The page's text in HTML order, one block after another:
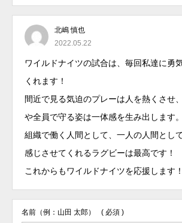
北嶋 慎也
2022.05.22
ワイルドナイツの試合は、毎回私達に勇
くれます！
間近で見る気迫のプレーは人を熱くさせ
や全員で守る姿は一体感を生み出します。
組織で働く人間として、一人の人間とし
感じさせてくれるラグビーは最高です！
これからもワイルドナイツを応援します！
名前（例：山田 太郎） ( 必須 )